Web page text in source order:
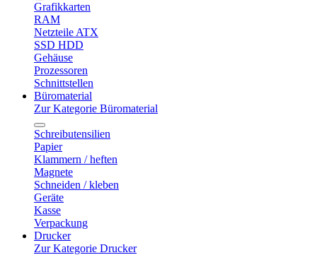
Grafikkarten
RAM
Netzteile ATX
SSD HDD
Gehäuse
Prozessoren
Schnittstellen
Büromaterial
Zur Kategorie Büromaterial
Schreibutensilien
Papier
Klammern / heften
Magnete
Schneiden / kleben
Geräte
Kasse
Verpackung
Drucker
Zur Kategorie Drucker